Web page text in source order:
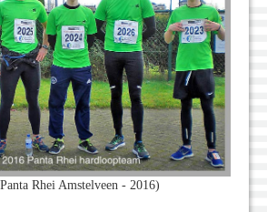
Rhei Amstelveen - 2016)